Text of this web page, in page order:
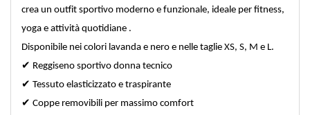
crea un outfit sportivo moderno e funzionale, ideale per fitness,
yoga e attività quotidiane .
Disponibile nei colori lavanda e nero e nelle taglie XS, S, M e L.
✔ Reggiseno sportivo donna tecnico
✔ Tessuto elasticizzato e traspirante
✔ Coppe removibili per massimo comfort